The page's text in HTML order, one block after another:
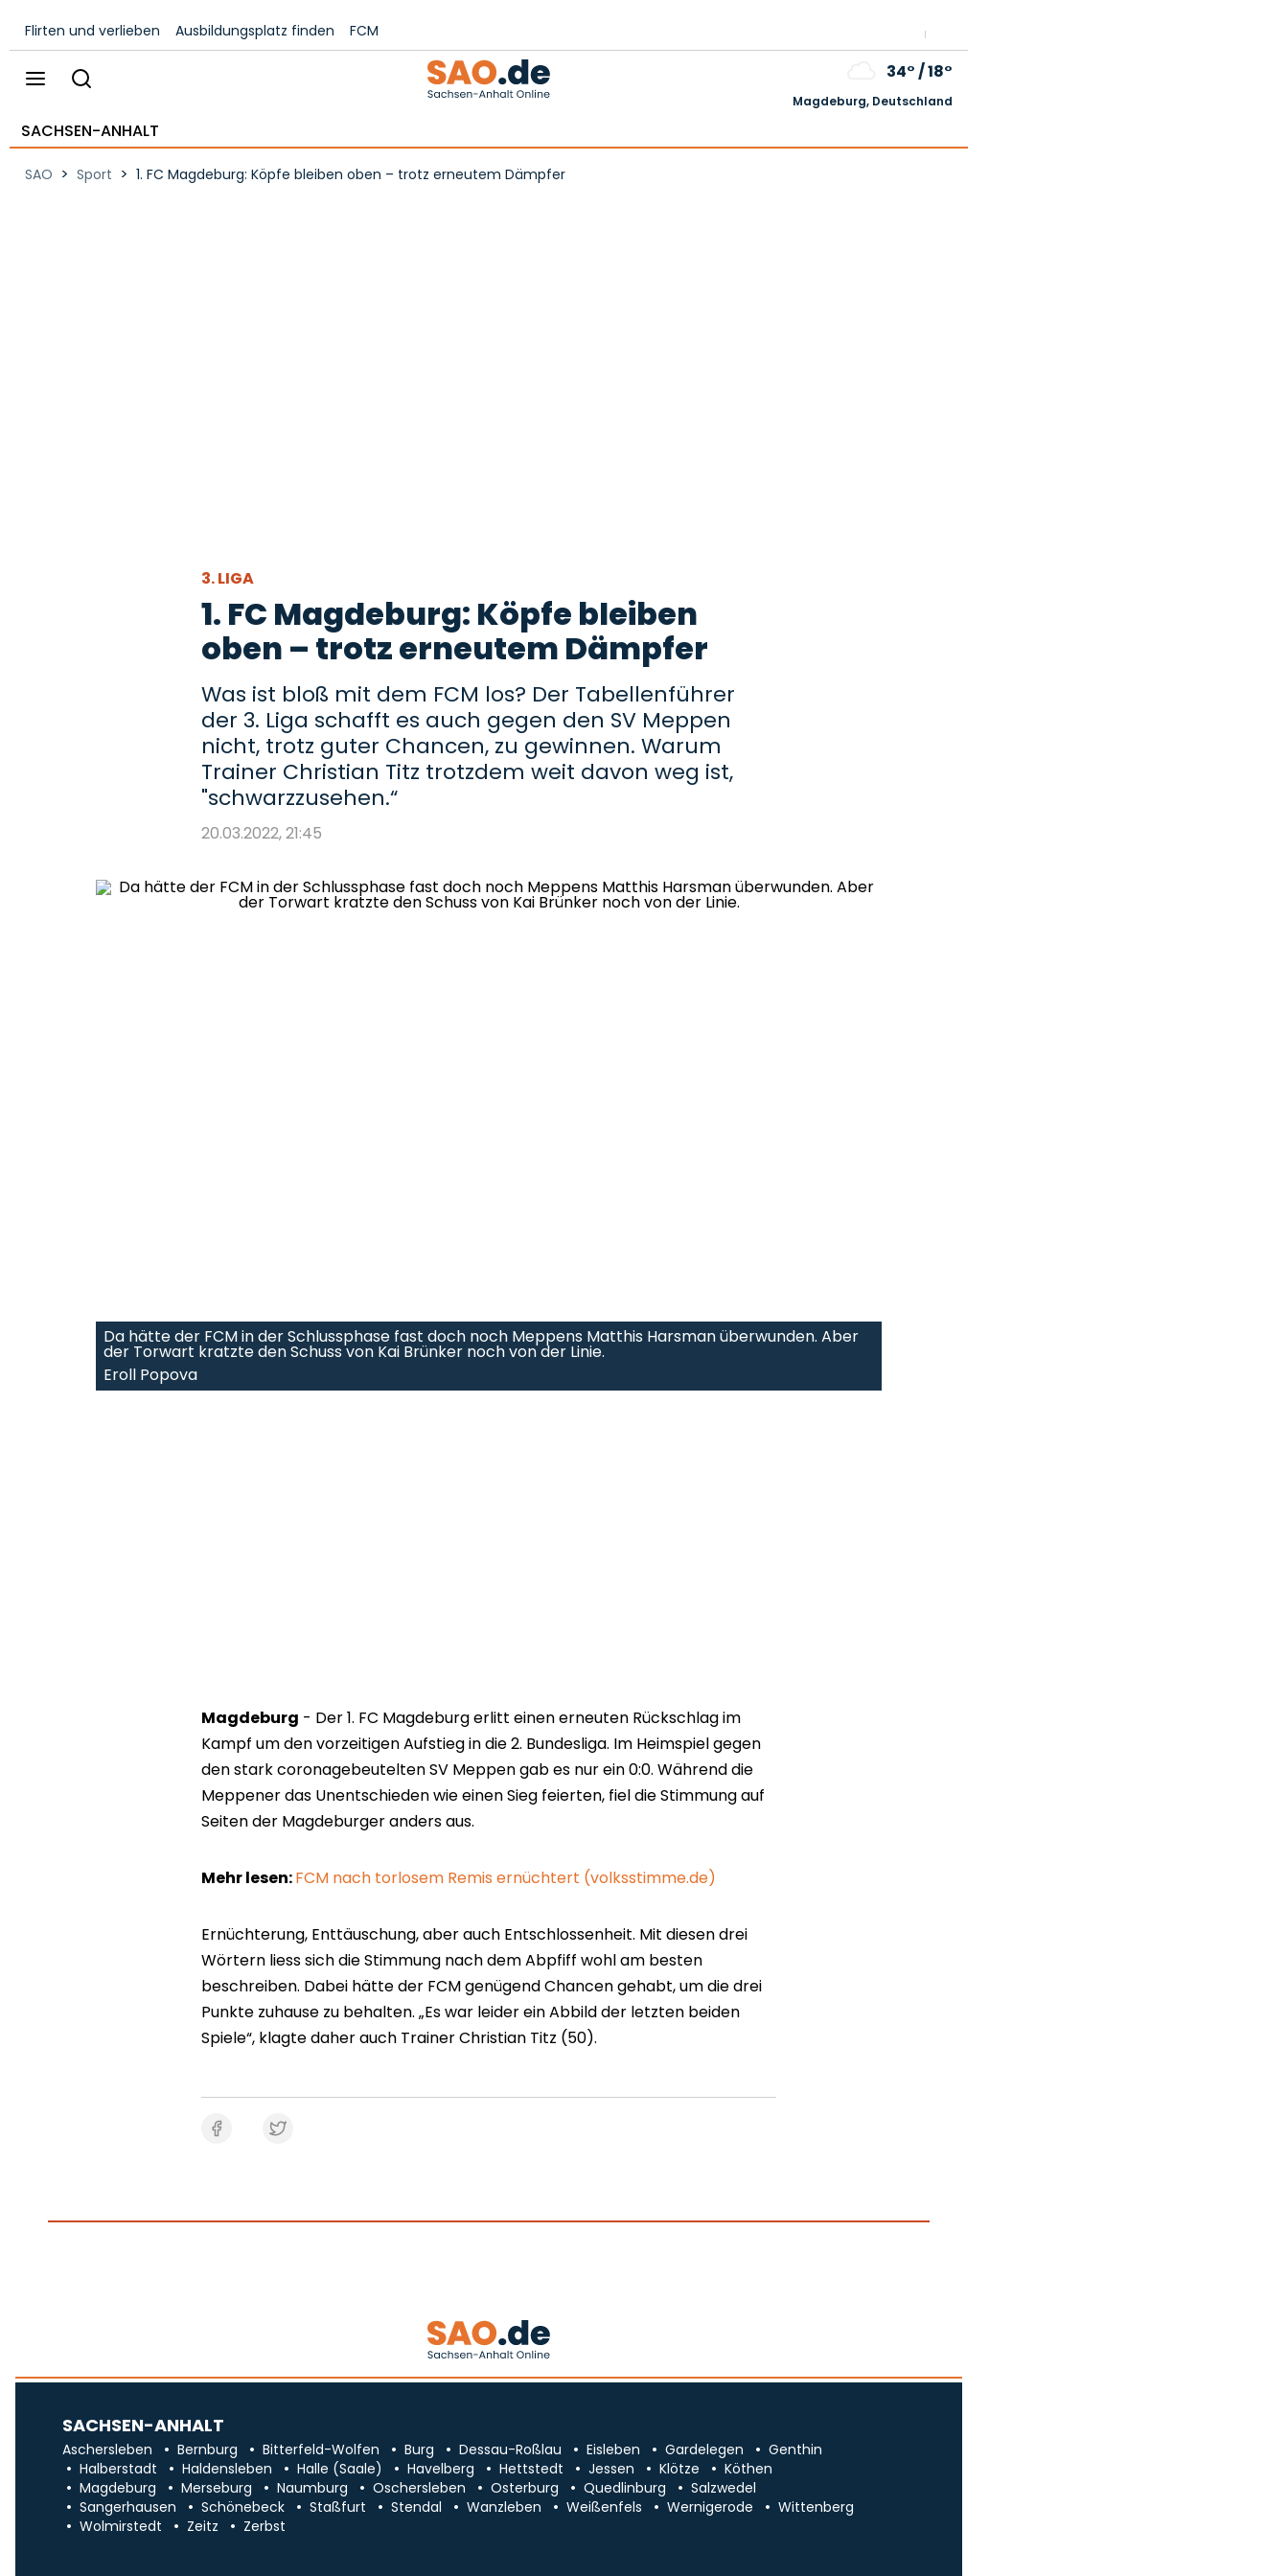
Flirten und verlieben Ausbildungsplatz finden FCM
34°/18°
Magdeburg, Deutschland
SACHSEN-ANHALT
SAO > Sport > 1. FC Magdeburg: Köpfe bleiben oben – trotz erneutem Dämpfer
3. LIGA
1. FC Magdeburg: Köpfe bleiben
oben – trotz erneutem Dämpfer
Was ist bloß mit dem FCM los? Der Tabellenführer
der 3. Liga schafft es auch gegen den SV Meppen
nicht, trotz guter Chancen, zu gewinnen. Warum
Trainer Christian Titz trotzdem weit davon weg ist,
"schwarzzusehen.“
20.03.2022, 21:45
Da hätte der FCM in der Schlussphase fast doch noch Meppens Matthis Harsman überwunden. Aber
der Torwart kratzte den Schuss von Kai Brünker noch von der Linie.
Eroll Popova
Magdeburg - Der 1. FC Magdeburg erlitt einen erneuten Rückschlag im
Kampf um den vorzeitigen Aufstieg in die 2. Bundesliga. Im Heimspiel gegen
den stark coronagebeutelten SV Meppen gab es nur ein 0:0. Während die
Meppener das Unentschieden wie einen Sieg feierten, fiel die Stimmung auf
Seiten der Magdeburger anders aus.
Mehr lesen:FCM nach torlosem Remis ernüchtert (volksstimme.de)
Ernüchterung, Enttäuschung, aber auch Entschlossenheit. Mit diesen drei
Wörtern liess sich die Stimmung nach dem Abpfiff wohl am besten
beschreiben. Dabei hätte der FCM genügend Chancen gehabt, um die drei
Punkte zuhause zu behalten. „Es war leider ein Abbild der letzten beiden
Spiele“, klagte daher auch Trainer Christian Titz (50).
SACHSEN-ANHALT
Aschersleben Bernburg Bitterfeld-Wolfen Burg Dessau-Roßlau Eisleben Gardelegen
Genthin
Halberstadt
Haldensleben Halle (Saale) Havelberg Hettstedt Jessen Klötze
Köthen
Magdeburg
Merseburg Naumburg Oschersleben Osterburg Quedlinburg
Salzwedel
Sangerhausen
Schönebeck Staßfurt Stendal Wanzleben Weißenfels Wernigerode
Wittenberg
Wolmirstedt
Zeitz Zerbst